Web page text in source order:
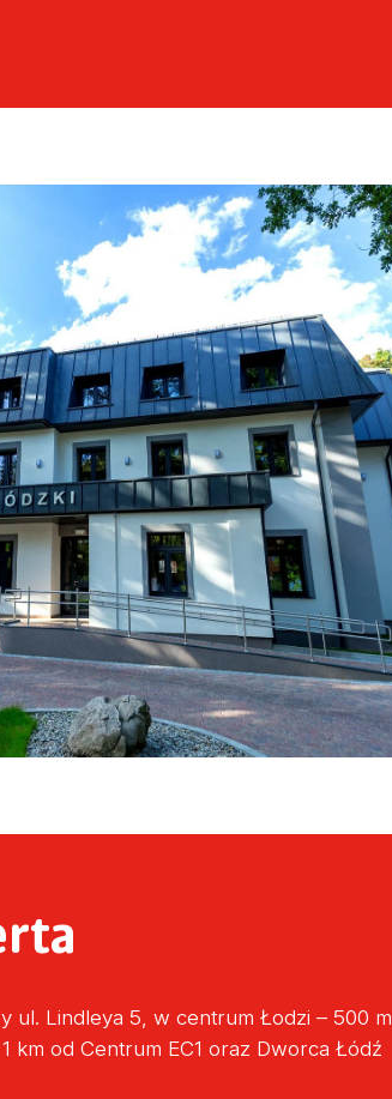
ul. Lindleya 5, w centrum Łodzi – 500 m
km od Centrum EC1 oraz Dworca Łódź